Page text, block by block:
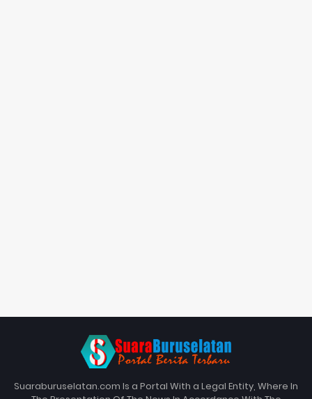
Suaraburuselatan.com Is a Portal With a Legal Entity, Where In